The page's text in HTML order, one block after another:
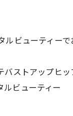
ビューティーで
ストアップヒ
ビューティー